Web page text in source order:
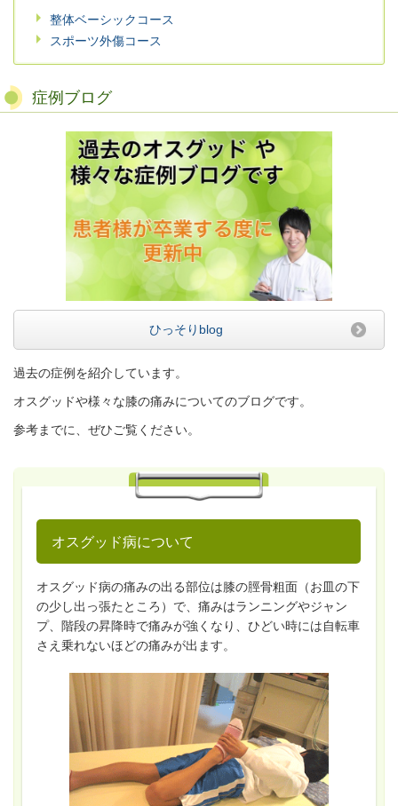
整体ベーシックコース
スポーツ外傷コース
症例ブログ
ひっそりblog
過去の症例を紹介しています。
オスグッドや様々な膝の痛みについてのブログです。
参考までに、ぜひご覧ください。
オスグッド病について
オスグッド病の痛みの出る部位は膝の脛骨粗面（お皿の下
の少し出っ張たところ）で、痛みはランニングやジャン
プ、階段の昇降時で痛みが強くなり、ひどい時には自転車
さえ乗れないほどの痛みが出ます。